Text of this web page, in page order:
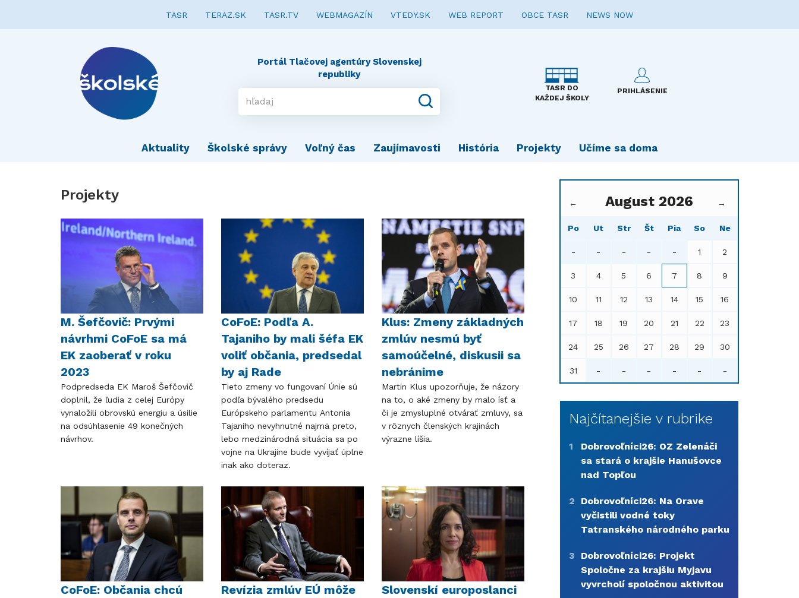
TASR TERAZ.SK TASR.TV WEBMAGAZÍN VTEDY.SK WEB REPORT OBCE TASR NEWS NOW
Portál Tlačovej agentúry Slovenskej
republiky
TASR DO
KAŽDEJ ŠKOLY
PRIHLÁSENIE
Aktuality Školské správy Voľný čas Zaujímavosti História Projekty Učíme sa doma
Projekty
M. Šefčovič: Prvými
návrhmi CoFoE sa má
EK zaoberať v roku
2023
Podpredseda EK Maroš Šefčovič
doplnil, že ľudia z celej Európy
vynaložili obrovskú energiu a úsilie
na odsúhlasenie 49 konečných
návrhov.
CoFoE: Podľa A.
Tajaniho by mali šéfa EK
voliť občania, predsedal
by aj Rade
Tieto zmeny vo fungovaní Únie sú
podľa bývalého predsedu
Európskeho parlamentu Antonia
Tajaniho nevyhnutné najmä preto,
lebo medzinárodná situácia sa po
vojne na Ukrajine bude vyvíjať úplne
inak ako doteraz.
Klus: Zmeny základných
zmlúv nesmú byť
samoúčelné, diskusii sa
nebránime
Martin Klus upozorňuje, že názory
na to, o aké zmeny by malo ísť a
či je zmysluplné otvárať zmluvy, sa
v rôznych členských krajinách
výrazne líšia.
CoFoE: Občania chcú
Revízia zmlúv EÚ môže
Slovenskí europoslanci
← August 2026 →
Po Ut Str Št Pia So Ne
- - - - - 1 2
3 4 5 6 7 8 9
10 11 12 13 14 15 16
17 18 19 20 21 22 23
24 25 26 27 28 29 30
31 - - - - - -
Najčítanejšie v rubrike
1
Dobrovoľníci26: OZ Zelenáči
sa stará o krajšie Hanušovce
nad Topľou
2
Dobrovoľníci26: Na Orave
vyčistili vodné toky
Tatranského národného parku
3
Dobrovoľníci26: Projekt
Spoločne za krajšiu Myjavu
vyvrcholí spoločnou aktivitou